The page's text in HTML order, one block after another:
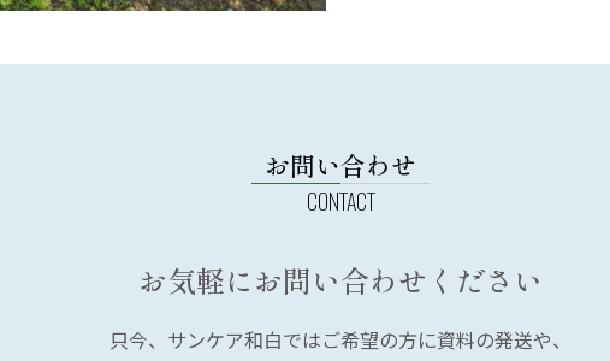
お問い合わせ
お気軽にお問い合わせください
只今、サンケア和白ではご希望の方に資料の発送や、